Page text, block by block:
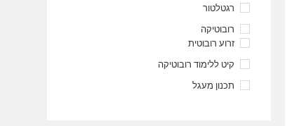
רגטלטור
רובוטיקה
זרוע רובוטית
קיט ללימוד רובוטיקה
תכנון מעגל